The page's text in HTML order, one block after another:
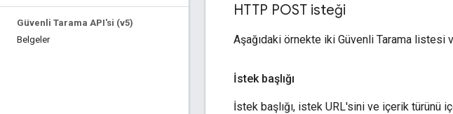
Güvenli Tarama API'si (v5)
Belgeler
HTTP POST isteği
Aşağıdaki örnekte iki Güvenli Tarama listesi
İstek başlığı
İstek başlığı, istek URL'sini ve içerik türünü